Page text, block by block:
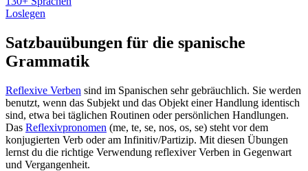
Loslegen
Satzbauübungen für die spanische
Grammatik
Reflexive Verben sind im Spanischen sehr gebräuchlich. Sie werden
benutzt, wenn das Subjekt und das Objekt einer Handlung identisch
sind, etwa bei täglichen Routinen oder persönlichen Handlungen.
Das Reflexivpronomen (me, te, se, nos, os, se) steht vor dem
konjugierten Verb oder am Infinitiv/Partizip. Mit diesen Übungen
lernst du die richtige Verwendung reflexiver Verben in Gegenwart
und Vergangenheit.